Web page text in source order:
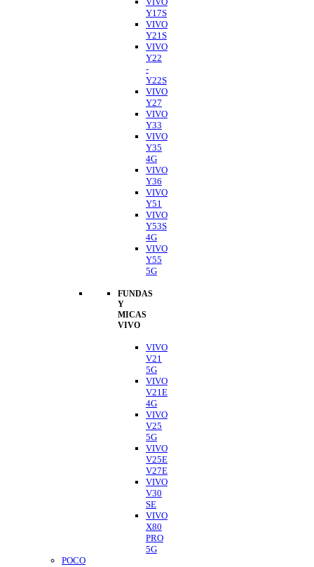
Y17S
VIVO
Y21S
VIVO
Y22
-
Y22S
VIVO
Y27
VIVO
Y33
VIVO
Y35
4G
VIVO
Y36
VIVO
Y51
VIVO
Y53S
4G
VIVO
Y55
5G
FUNDAS
Y
MICAS
VIVO
VIVO
V21
5G
VIVO
V21E
4G
VIVO
V25
5G
VIVO
V25E
V27E
VIVO
V30
SE
VIVO
X80
PRO
5G
POCO